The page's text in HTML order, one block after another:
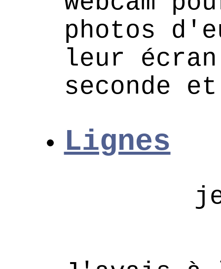
photos
leur écran
seconde
Lignes